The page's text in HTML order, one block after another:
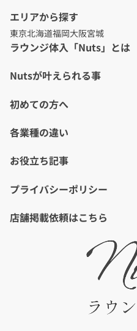
エリアから探す
東京北海道福岡大阪宮城
ラウンジ体入「Nuts」とは
Nutsが叶えられる事
初めての方へ
各業種の違い
お役立ち記事
プライバシーポリシー
店舗掲載依頼はこちら